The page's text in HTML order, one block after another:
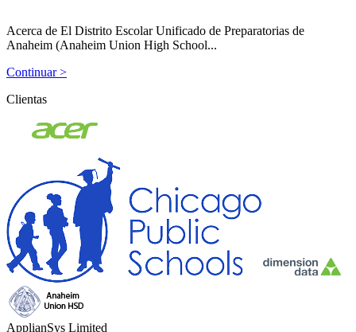
Acerca de El Distrito Escolar Unificado de Preparatorias de
Anaheim (Anaheim Union High School...
Continuar >
Clientas
ApplianSys Limited